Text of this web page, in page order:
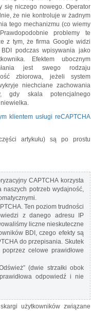
się niczego nowego. Operator
że nie kontroluje w żadnym
tego mechanizmu (co wiemy
problemy te
z tym, że firma Google widzi
BDI podczas wpisywania jako
Efektem ubocznym
jest swego rodzaju
zbiorowa, jeżeli system
niechciane zachowania
gdy skala potencjalnego
klientem usługi reCAPTCHA
artykułu) są po prostu
CAPTCHA korzysta
potrzeb wydajność,
Ten poziom trudności
z danego adresu IP
liczne nieskuteczne
BDI, czego efekty są
do przepisania. Skutek
celowe prawidłowe
(dwie strzałki obok
odpowiedź i nie
użytkowników związane